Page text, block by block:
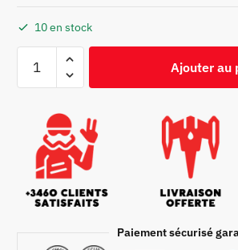
10 en stock
Ajouter au
Paiement sécurisé